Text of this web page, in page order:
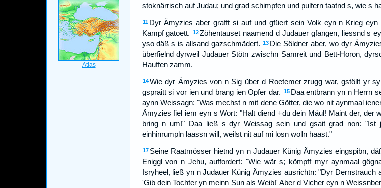
stoknärrisch auf Judau; und grad schimpfen und pulfern taatnd s, wie s
11 Dyr Ämyzies aber grafft si auf und gfüert sein Volk eyn n Krieg
Kampf gatoett.
12Zöhentauset naamend d Judauer gfangen, liessnd s
yso däß s is allsand gazschmädert. 13 Die Söldner aber, wo dyr
überfielnd dyrweil Judauer Stötn zwischn Samreit und Bett-Horon,
Hauffen zamm.
14 Wie dyr Ämyzies von n Sig über d Roetemer zrugg war, gstöllt yr
gspraitt si vor ien und brang ien Opfer dar. 15 Daa entbrann yn n Herrn
aynn Weissagn: "Was mechst n mit dene Götter, die wo nit aynmaal
Ämyzies fiel iem eyn s Wort: "Halt diend +du dein Mäul! Maint der, der
bring n um!" Daa ließ s dyr Weissag sein und gsait grad non:
einhinrumpln laassn will, weilst nit auf mi losn wolln haast."
17 Seine Raatmösser hietnd yn n Judauer Künig Ämyzies eingspibn,
Eniggl von n Jehu, auffordert: "Wie wär s; kömpff myr aynmaal
Isryheel, ließ yn n Judauer Künig Ämyzies ausrichtn: "Dyr Dernstrauch
'Gib dein Tochter yn meinn Sun als Weib!' Aber d Vicher eyn n